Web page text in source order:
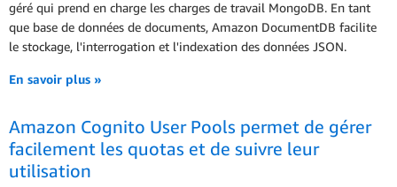
géré qui prend en charge les charges de travail MongoDB. En tant
que base de données de documents, Amazon DocumentDB facilite
le stockage, l'interrogation et l'indexation des données JSON.
En savoir plus »
Amazon Cognito User Pools permet de gérer
facilement les quotas et de suivre leur
utilisation